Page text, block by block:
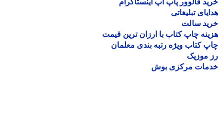
فالوور پاپ آپ اینستاگرام
تبلیغاتی
سالت
چاپ کتاب با ارزان ترین قیمت
کتاب ویژه رتبه بندی معلمان
موزیک
مرکزی بوش